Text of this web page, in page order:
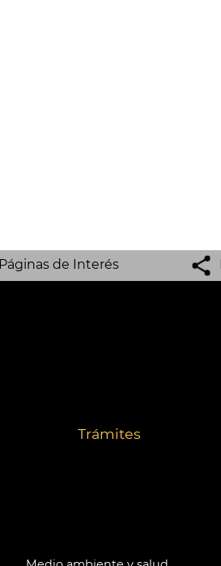
Páginas de Interés
Trámites